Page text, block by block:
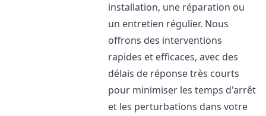
installation, une réparation ou
un entretien régulier. Nous
offrons des interventions
rapides et efficaces, avec des
délais de réponse très courts
pour minimiser les temps d'arrêt
et les perturbations dans votre